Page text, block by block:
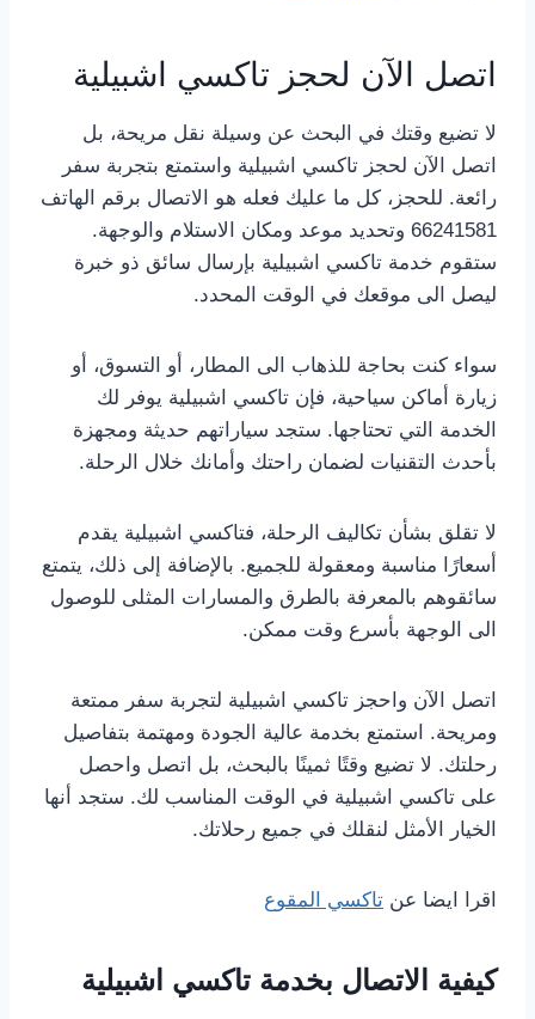
اتصل الآن لحجز تاكسي اشبيلية
لا تضيع وقتك في البحث عن وسيلة نقل مريحة، بل
اتصل الآن لحجز تاكسي اشبيلية واستمتع بتجربة سفر
رائعة. للحجز، كل ما عليك فعله هو الاتصال برقم الهاتف
66241581 وتحديد موعد ومكان الاستلام والوجهة.
ستقوم خدمة تاكسي اشبيلية بإرسال سائق ذو خبرة
ليصل الى موقعك في الوقت المحدد.
سواء كنت بحاجة للذهاب الى المطار، أو التسوق، أو
زيارة أماكن سياحية، فإن تاكسي اشبيلية يوفر لك
الخدمة التي تحتاجها. ستجد سياراتهم حديثة ومجهزة
بأحدث التقنيات لضمان راحتك وأمانك خلال الرحلة.
لا تقلق بشأن تكاليف الرحلة، فتاكسي اشبيلية يقدم
أسعارًا مناسبة ومعقولة للجميع. بالإضافة إلى ذلك، يتمتع
سائقوهم بالمعرفة بالطرق والمسارات المثلى للوصول
الى الوجهة بأسرع وقت ممكن.
اتصل الآن واحجز تاكسي اشبيلية لتجربة سفر ممتعة
ومريحة. استمتع بخدمة عالية الجودة ومهتمة بتفاصيل
رحلتك. لا تضيع وقتًا ثمينًا بالبحث، بل اتصل واحصل
على تاكسي اشبيلية في الوقت المناسب لك. ستجد أنها
الخيار الأمثل لنقلك في جميع رحلاتك.
اقرا ايضا عن تاكسي المقوع
كيفية الاتصال بخدمة تاكسي اشبيلية